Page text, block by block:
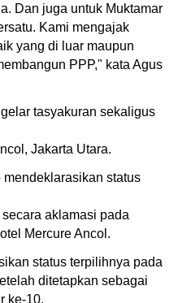
Dan juga untuk Muktamar
Kami mengajak
yang di luar maupun
PPP," kata Agus
tasyakuran sekaligus
Jakarta Utara.
status
aklamasi pada
Mercure Ancol.
status terpilihnya pada
ditetapkan sebagai
ke-10.